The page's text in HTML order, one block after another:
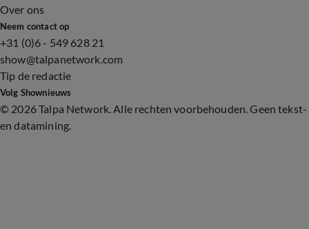
Over ons
Neem contact op
+31 (0)6 - 549 628 21
show@talpanetwork.com
Tip de redactie
Volg Shownieuws
© 2026 Talpa Network. Alle rechten voorbehouden. Geen tekst-
en datamining.